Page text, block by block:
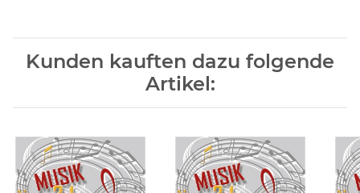
Kunden kauften dazu folgende
Artikel: